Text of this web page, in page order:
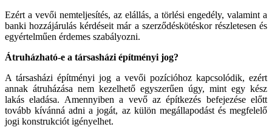
Ezért a vevői nemteljesítés, az elállás, a törlési engedély, valamint a
banki hozzájárulás kérdéseit már a szerződéskötéskor részletesen és
egyértelműen érdemes szabályozni.
Átruházható-e a társasházi építményi jog?
A társasházi építményi jog a vevői pozícióhoz kapcsolódik, ezért
annak átruházása nem kezelhető egyszerűen úgy, mint egy kész
lakás eladása. Amennyiben a vevő az építkezés befejezése előtt
tovább kívánná adni a jogát, az külön megállapodást és megfelelő
jogi konstrukciót igényelhet.